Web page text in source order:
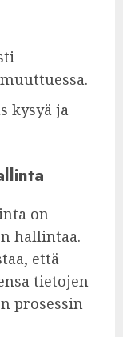
kysyä ja
on
hallintaa.
että
tietojen
prosessin